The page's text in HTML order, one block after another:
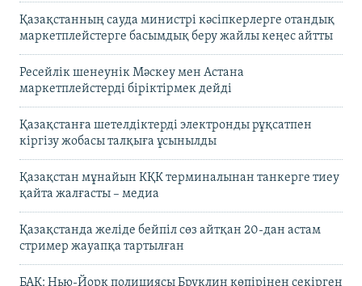
Қазақстанның сауда министрі кәсіпкерлерге отандық
маркетплейстерге басымдық беру жайлы кеңес айтты
Ресейлік шенеунік Мәскеу мен Астана
маркетплейстерді біріктірмек дейді
Қазақстанға шетелдіктерді электронды рұқсатпен
кіргізу жобасы талқыға ұсынылды
Қазақстан мұнайын КҚК терминалынан танкерге тиеу
қайта жалғасты – медиа
Қазақстанда желіде бейпіл сөз айтқан 20-дан астам
стример жауапқа тартылған
БАҚ: Нью-Йорк полициясы Бруклин көпірінен секірген